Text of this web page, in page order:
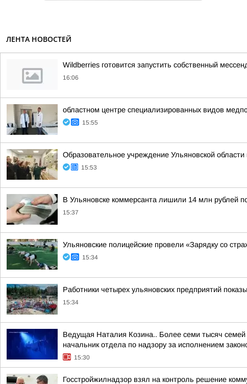
ЛЕНТА НОВОСТЕЙ
Wildberries готовится запустить собственный
16:06
областном центре специализированных видов
15:55
Образовательное учреждение Ульяновской
15:53
В Ульяновске коммерсанта лишили 14 млн рублей
15:37
Ульяновские полицейские провели «Зарядку со
15:34
Работники четырех ульяновских предприятий
15:34
Ведущая Наталия Козина.. Более семи тысяч
начальник отдела по надзору за исполнением
15:30
Госстройжилнадзор взял на контроль решение